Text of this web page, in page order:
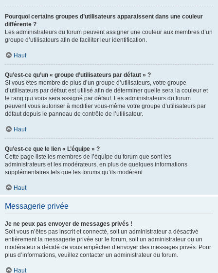
Pourquoi certains groupes d’utilisateurs apparaissent dans une couleur
différente ?
Les administrateurs du forum peuvent assigner une couleur aux membres d’un
groupe d’utilisateurs afin de faciliter leur identification.
Haut
Qu’est-ce qu’un « groupe d’utilisateurs par défaut » ?
Si vous êtes membre de plus d’un groupe d’utilisateurs, votre groupe
d’utilisateurs par défaut est utilisé afin de déterminer quelle sera la couleur et
le rang qui vous sera assigné par défaut. Les administrateurs du forum
peuvent vous autoriser à modifier vous-même votre groupe d’utilisateurs par
défaut depuis le panneau de contrôle de l’utilisateur.
Haut
Qu’est-ce que le lien « L’équipe » ?
Cette page liste les membres de l’équipe du forum que sont les
administrateurs et les modérateurs, en plus de quelques informations
supplémentaires tels que les forums qu’ils modèrent.
Haut
Messagerie privée
Je ne peux pas envoyer de messages privés !
Soit vous n’êtes pas inscrit et connecté, soit un administrateur a désactivé
entièrement la messagerie privée sur le forum, soit un administrateur ou un
modérateur a décidé de vous empêcher d’envoyer des messages privés. Pour
plus d’informations, veuillez contacter un administrateur du forum.
Haut